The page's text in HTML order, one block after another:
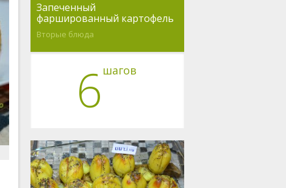
Запеченный
фаршированный картофель
Вторые блюда
6 шагов